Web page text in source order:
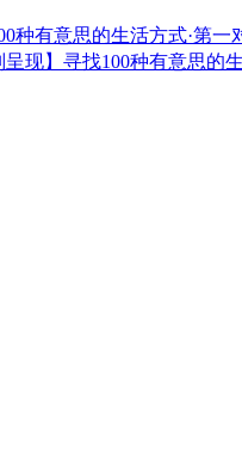
种有意思的生活方式·第一
呈现】寻找100种有意思的